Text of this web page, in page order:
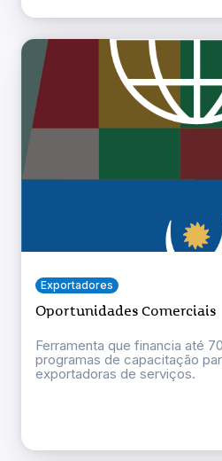
Exportadores
Oportunidades Comerciais
Ferramenta que financia até
programas de capacitação
exportadoras de serviços.